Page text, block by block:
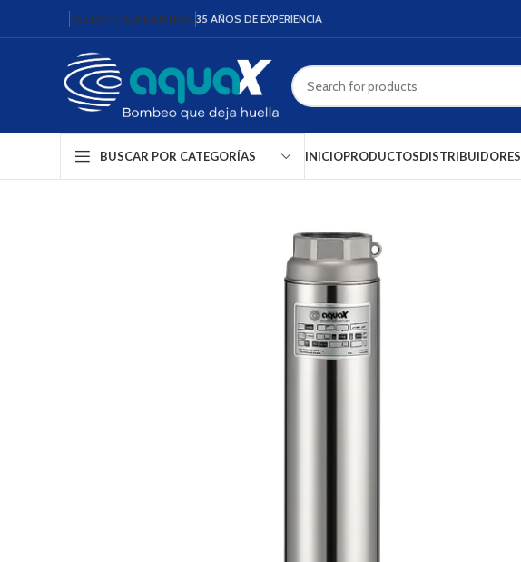
RESIDENCIAL INDUSTRIAL 35 AÑOS DE EXPERIENCIA
BUSCAR POR CATEGORÍAS INICIOPRODUCTOSDISTRIBUIDORES